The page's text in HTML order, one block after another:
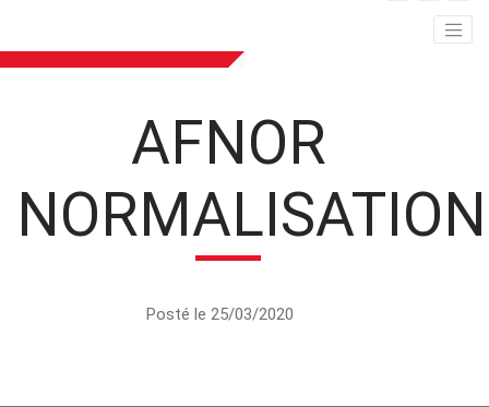
AFNOR
NORMALISATION
Posté le 25/03/2020